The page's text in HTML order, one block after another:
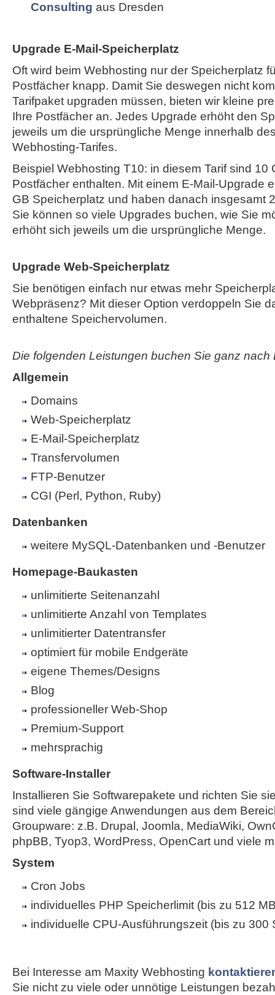
Consulting aus Dresden
Upgrade E-Mail-Speicherplatz
Oft wird beim Webhosting nur der Speicherplatz
Postfächer knapp. Damit Sie deswegen nicht
Tarifpaket upgraden müssen, bieten wir kleine
Ihre Postfächer an. Jedes Upgrade erhöht den
jeweils um die ursprüngliche Menge innerhalb
Webhosting-Tarifes.
Beispiel Webhosting T10: in diesem Tarif sind 10
Postfächer enthalten. Mit einem E-Mail-Upgrade
GB Speicherplatz und haben danach insgesamt
Sie können so viele Upgrades buchen, wie Sie
erhöht sich jeweils um die ursprüngliche Menge.
Upgrade Web-Speicherplatz
Sie benötigen einfach nur etwas mehr
Webpräsenz? Mit dieser Option verdoppeln Sie
enthaltene Speichervolumen.
Die folgenden Leistungen buchen Sie ganz nach
Allgemein
Domains
Web-Speicherplatz
E-Mail-Speicherplatz
Transfervolumen
FTP-Benutzer
CGI (Perl, Python, Ruby)
Datenbanken
weitere MySQL-Datenbanken und -Benutzer
Homepage-Baukasten
unlimitierte Seitenanzahl
unlimitierte Anzahl von Templates
unlimitierter Datentransfer
optimiert für mobile Endgeräte
eigene Themes/Designs
Blog
professioneller Web-Shop
Premium-Support
mehrsprachig
Software-Installer
Installieren Sie Softwarepakete und richten Sie
sind viele gängige Anwendungen aus dem
Groupware: z.B. Drupal, Joomla, MediaWiki,
phpBB, Tyop3, WordPress, OpenCart und viele
System
Cron Jobs
individuelles PHP Speicherlimit (bis zu 512
individuelle CPU-Ausführungszeit (bis zu 300
Bei Interesse am Maxity Webhosting
Sie nicht zu viele oder unnötige Leistungen